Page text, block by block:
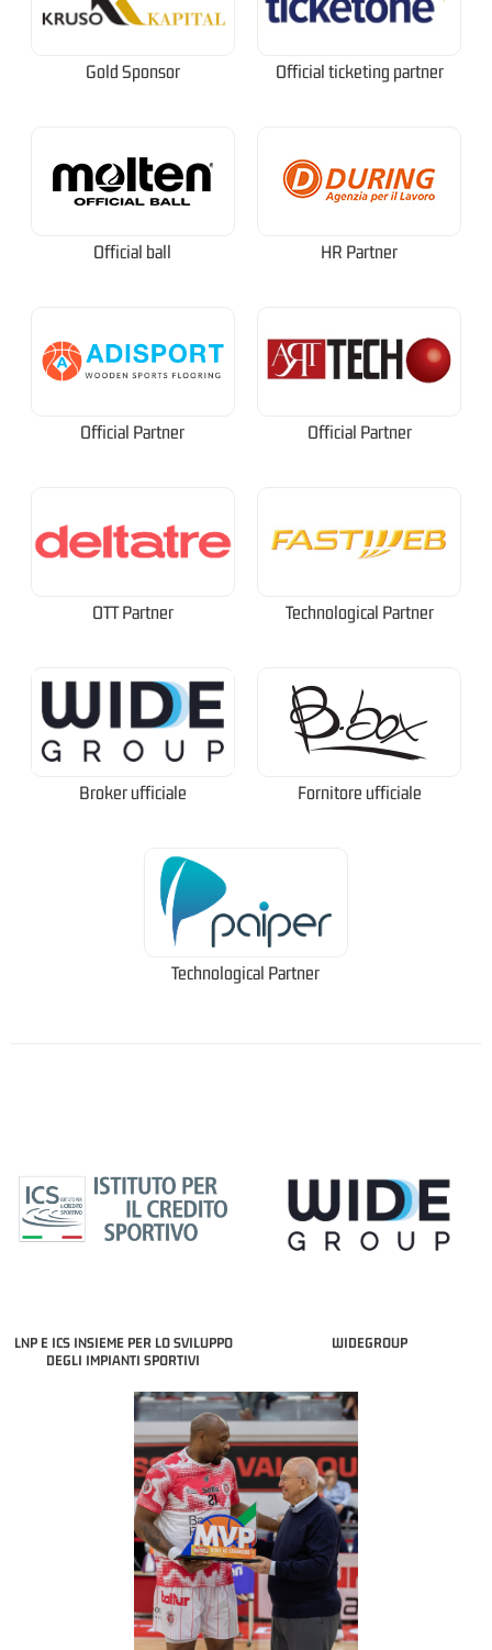
Gold Sponsor Official ticketing partner
Official ball HR Partner
Official Partner Official Partner
OTT Partner Technological Partner
Broker ufficiale Fornitore ufficiale
Technological Partner
LNP E ICS INSIEME PER LO SVILUPPO
DEGLI IMPIANTI SPORTIVI
WIDEGROUP